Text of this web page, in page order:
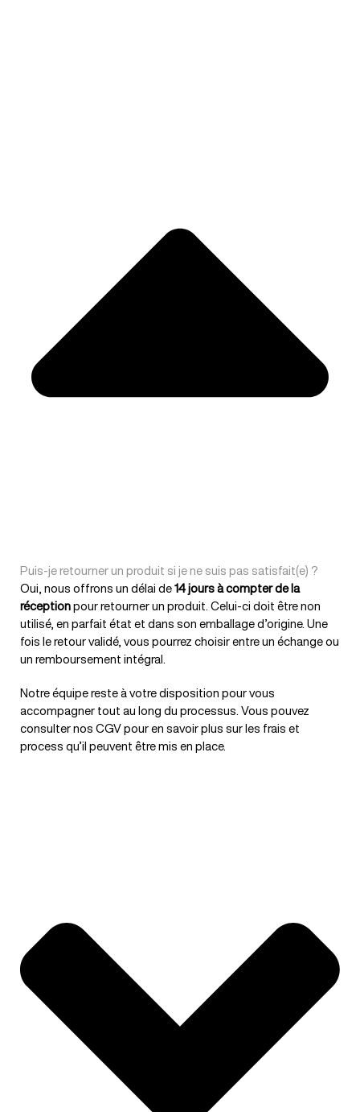
Puis-je retourner un produit si je ne suis pas satisfait(e) ?
Oui, nous offrons un délai de14 jours à compter de la
réceptionpour retourner un produit. Celui-ci doit être non
utilisé, en parfait état et dans son emballage d’origine. Une
fois le retour validé, vous pourrez choisir entre un échange ou
un remboursement intégral.
Notre équipe reste à votre disposition pour vous
accompagner tout au long du processus. Vous pouvez
consulter nos CGV pour en savoir plus sur les frais et
process qu’il peuvent être mis en place.